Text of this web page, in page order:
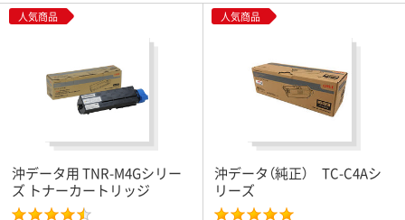
人気商品
沖データ用 TNR-M4Gシリー
ズ トナーカートリッジ
人気商品
沖データ（純正） TC-C4Aシ
リーズ